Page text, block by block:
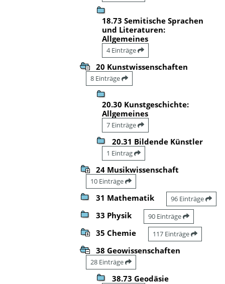
18.73 Semitische Sprachen
und Literaturen:
Allgemeines
4 Einträge
20 Kunstwissenschaften
8 Einträge
20.30 Kunstgeschichte:
Allgemeines
7 Einträge
20.31 Bildende Künstler
1 Eintrag
24 Musikwissenschaft
10 Einträge
31 Mathematik 96 Einträge
33 Physik 90 Einträge
35 Chemie 117 Einträge
38 Geowissenschaften
28 Einträge
38.73 Geodäsie